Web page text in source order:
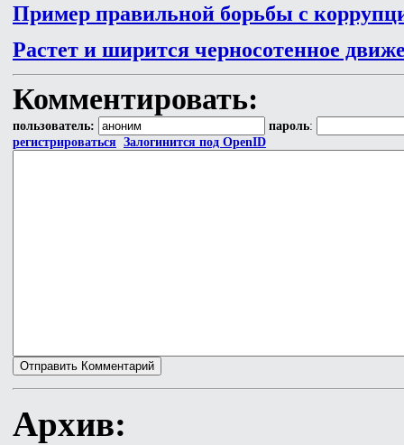
Пример правильной борьбы с
Растет и ширится черносотенное
Комментировать:
пользователь: пароль:
регистрироваться Залогинится под OpenID
Архив: